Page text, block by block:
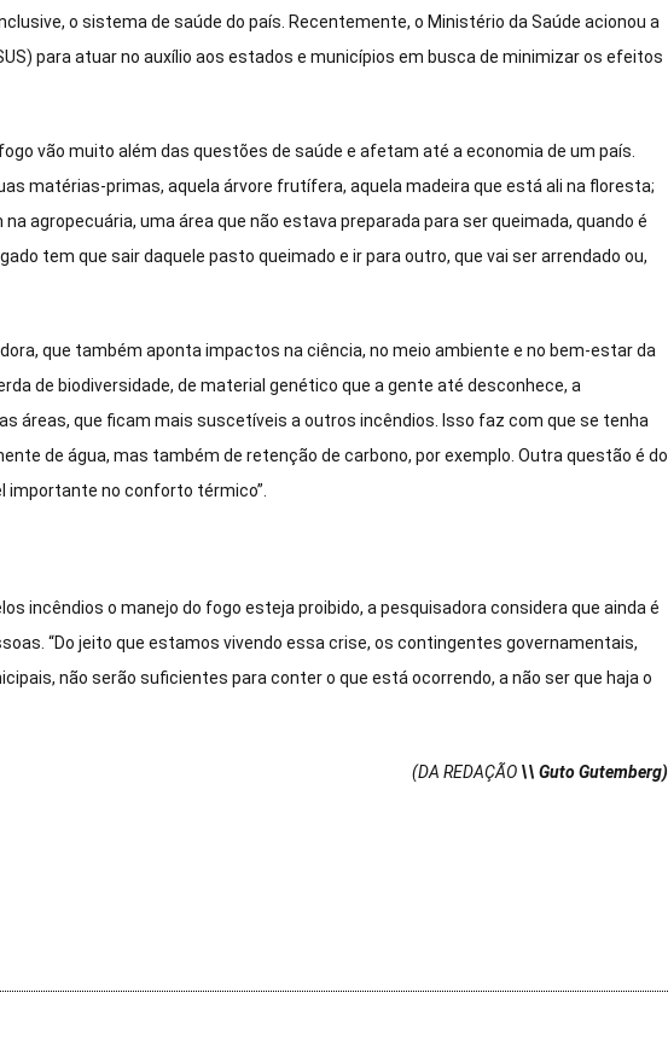
o sistema de saúde do país. Recentemente, o Ministério da Saúde acionou a
para atuar no auxílio aos estados e municípios em busca de minimizar os efeitos
vão muito além das questões de saúde e afetam até a economia de um país.
matérias-primas, aquela árvore frutífera, aquela madeira que está ali na floresta;
agropecuária, uma área que não estava preparada para ser queimada, quando é
tem que sair daquele pasto queimado e ir para outro, que vai ser arrendado ou,
que também aponta impactos na ciência, no meio ambiente e no bem-estar da
de biodiversidade, de material genético que a gente até desconhece, a
áreas, que ficam mais suscetíveis a outros incêndios. Isso faz com que se tenha
de água, mas também de retenção de carbono, por exemplo. Outra questão é do
importante no conforto térmico”.
incêndios o manejo do fogo esteja proibido, a pesquisadora considera que ainda é
“Do jeito que estamos vivendo essa crise, os contingentes governamentais,
não serão suficientes para conter o que está ocorrendo, a não ser que haja o
(DA REDAÇÃO \\ Guto Gutemberg)